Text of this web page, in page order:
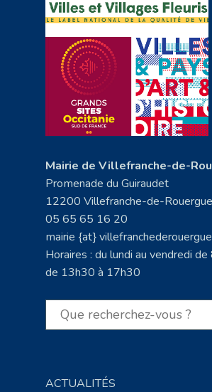
Mairie de Villefranche-de-
Promenade du Guiraudet
12200 Villefranche-de-Rouergue
05 65 65 16 20
mairie {at}
Horaires : du lundi au vendredi
de 13h30 à 17h30
Rechercher
ACTUALITÉS